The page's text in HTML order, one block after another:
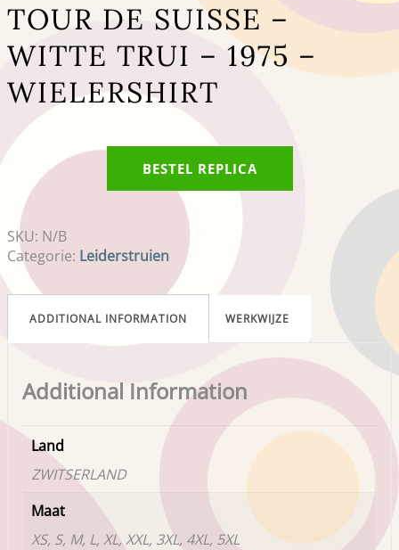
TOUR DE SUISSE –
WITTE TRUI – 1975 –
WIELERSHIRT
BESTEL REPLICA
SKU: N/B
Categorie: Leiderstruien
ADDITIONAL INFORMATION WERKWIJZE
Additional Information
Land
ZWITSERLAND
Maat
XS, S, M, L, XL, XXL, 3XL, 4XL, 5XL